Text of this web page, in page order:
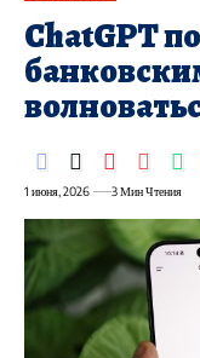
ChatGPT
1 июня, 2026 3 Мин Чтения